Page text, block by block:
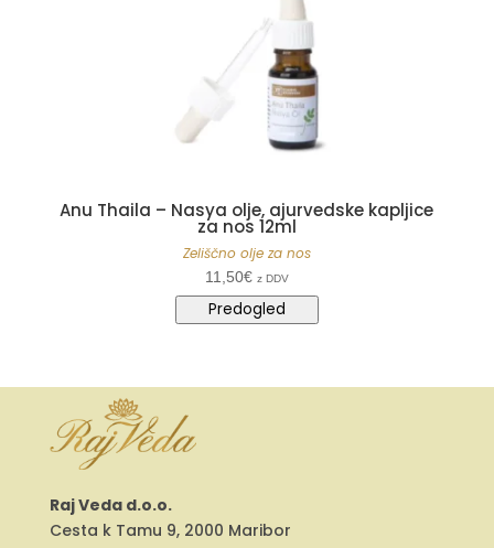
Anu Thaila – Nasya olje, ajurvedske kapljice
za nos 12ml
Zeliščno olje za nos
11,50€ z DDV
Predogled
Raj Veda d.o.o.
Cesta k Tamu 9, 2000 Maribor